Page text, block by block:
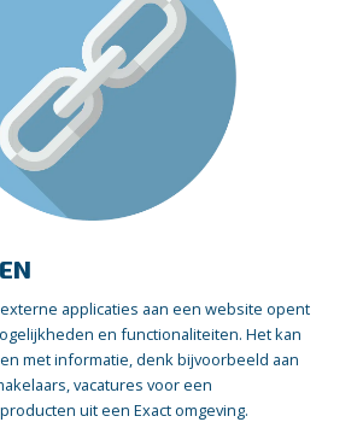
applicaties aan een website opent
en functionaliteiten. Het kan
met informatie, denk bijvoorbeeld aan
vacatures voor een
uit een Exact omgeving.